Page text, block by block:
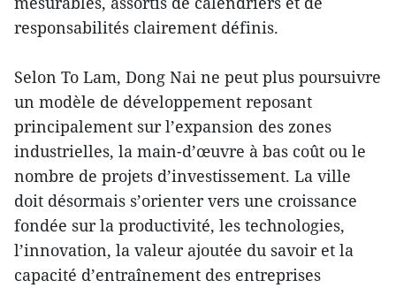
responsabilités clairement définis.
Selon To Lam, Dong Nai ne peut plus poursuivre
un modèle de développement reposant
principalement sur l’expansion des zones
industrielles, la main-d’œuvre à bas coût ou le
nombre de projets d’investissement. La ville
doit désormais s’orienter vers une croissance
fondée sur la productivité, les technologies,
l’innovation, la valeur ajoutée du savoir et la
capacité d’entraînement des entreprises